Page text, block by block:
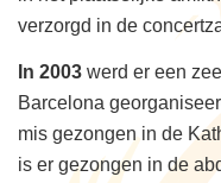
verzorgd in de
In 2003 werd er een
Barcelona
mis gezongen in de
is er gezongen in de